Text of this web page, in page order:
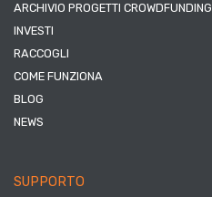
ARCHIVIO PROGETTI CROWDFUNDING
INVESTI
RACCOGLI
COME FUNZIONA
BLOG
NEWS
SUPPORTO